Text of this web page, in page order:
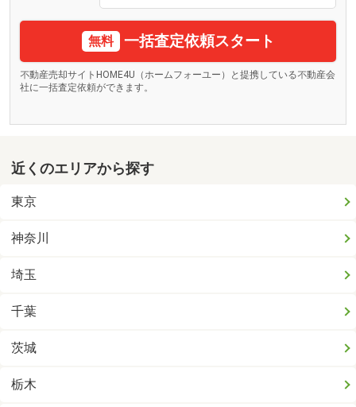
無料 一括査定依頼スタート
不動産売却サイトHOME4U（ホームフォーユー）と提携している不動産会
社に一括査定依頼ができます。
近くのエリアから探す
東京
神奈川
埼玉
千葉
茨城
栃木